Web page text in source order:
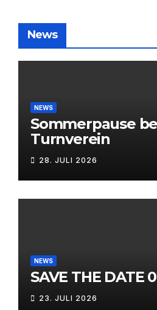
News
NEWS
Sommerpause
Turnverein
28. JULI 2026
NEWS
SAVE THE DATE
23. JULI 2026